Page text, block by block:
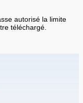
autorisé la limite
téléchargé.